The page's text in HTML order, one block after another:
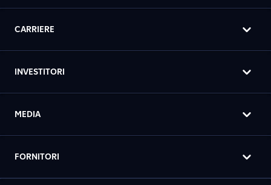
CARRIERE
INVESTITORI
MEDIA
FORNITORI